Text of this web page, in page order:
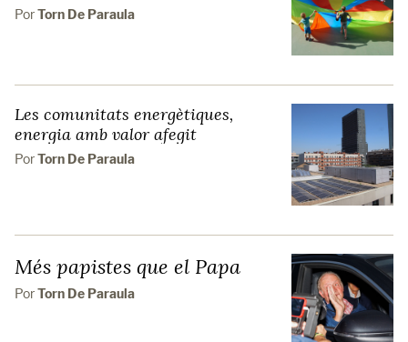
PorTorn De Paraula
Les comunitats energètiques,
energia amb valor afegit
PorTorn De Paraula
Més papistes que el Papa
PorTorn De Paraula